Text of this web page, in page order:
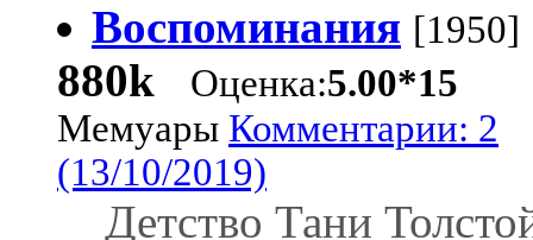
Воспоминания [1950]
880k Оценка:5.00*15
Мемуары Комментарии: 2
(13/10/2019)
Детство Тани